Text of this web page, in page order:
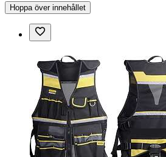
Hoppa över innehållet